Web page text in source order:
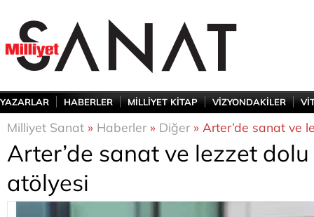
YAZARLAR HABERLER MİLLİYET KİTAP VİZYONDAKİLER
Milliyet Sanat » Haberler» Diğer» Arter’de sanat ve
Arter’de sanat ve lezzet dolu
atölyesi